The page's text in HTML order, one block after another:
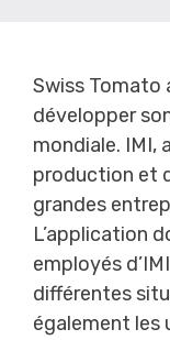
Swiss Tomato
développer
mondiale. IMI,
production et
grandes
L’application
employés
différentes
également les